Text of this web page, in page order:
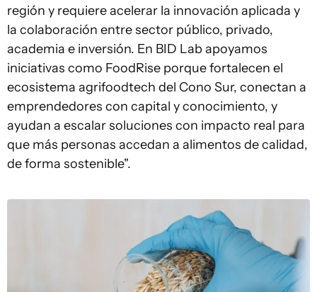
región y requiere acelerar la innovación aplicada y
la colaboración entre sector público, privado,
academia e inversión. En BID Lab apoyamos
iniciativas como FoodRise porque fortalecen el
ecosistema agrifoodtech del Cono Sur, conectan a
emprendedores con capital y conocimiento, y
ayudan a escalar soluciones con impacto real para
que más personas accedan a alimentos de calidad,
de forma sostenible".